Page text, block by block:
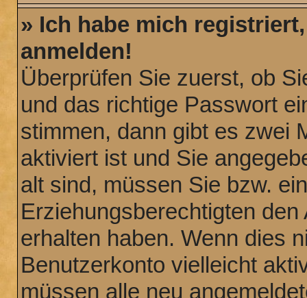
» Ich habe mich
anmelden!
Überprüfen Sie zuerst, ob
und das richtige Passwort
stimmen, dann gibt es zwei
aktiviert ist und Sie
alt sind, müssen Sie bzw.
Erziehungsberechtigten
erhalten haben. Wenn dies
Benutzerkonto vielleicht
müssen alle neu